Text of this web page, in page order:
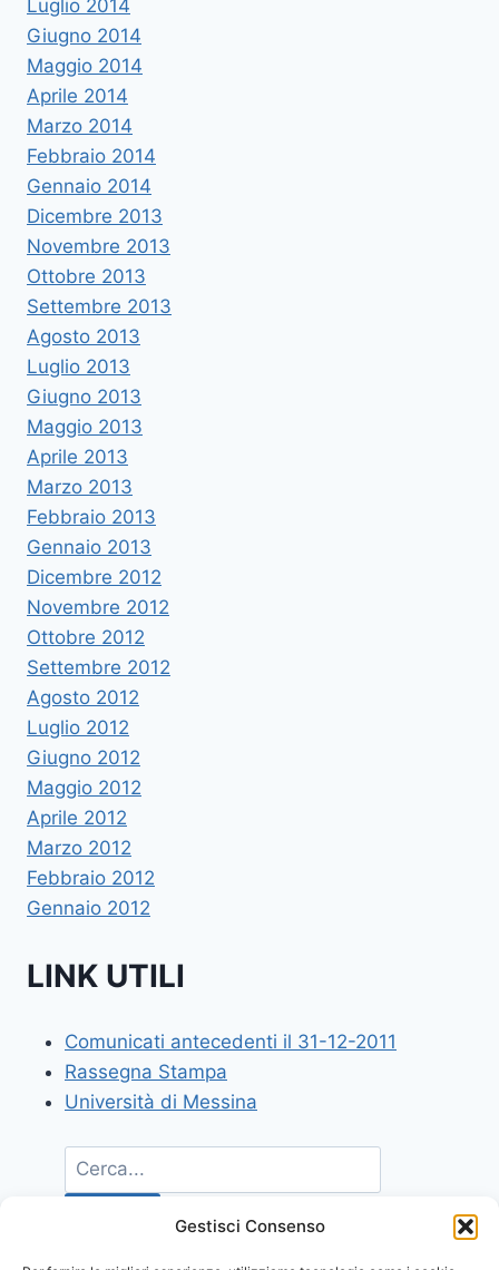
Gestisci Consenso
Luglio 2014
Giugno 2014
Maggio 2014
Aprile 2014
Marzo 2014
Febbraio 2014
Gennaio 2014
Dicembre 2013
Novembre 2013
Ottobre 2013
Settembre 2013
Agosto 2013
Luglio 2013
Giugno 2013
Maggio 2013
Aprile 2013
Marzo 2013
Febbraio 2013
Gennaio 2013
Dicembre 2012
Novembre 2012
Ottobre 2012
Settembre 2012
Agosto 2012
Luglio 2012
Giugno 2012
Maggio 2012
Aprile 2012
Marzo 2012
Febbraio 2012
Gennaio 2012
LINK UTILI
Comunicati antecedenti il 31-12-2011
Rassegna Stampa
Università di Messina